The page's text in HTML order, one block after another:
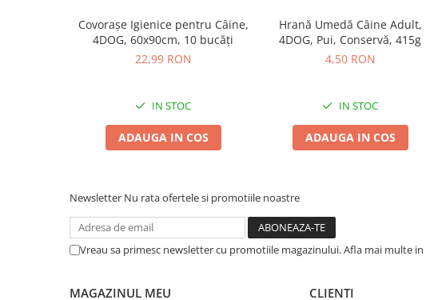
Cuști & Genți Pisici
Delicii Păsări
Îngrijire Păsări
Sistem de închidere cu arici, pentru o fixare sigură și rapidă
Ușor de întreținut și de curățat
Pentru o durată de viață îndelungată, curățați pelerina cu ocârpă umedă
conforminstrucțiunilor de pe etichetă . Lăsați-o să seusuce natural
Covorașe Igienice pentru Câine,
4DOG, 60x90cm, 10 bucăți
22,99 RON
IN STOC
ADAUGA IN COS
Hrană Umedă Câine Adult,
4DOG, Pui, Conservă, 415g
4,50 RON
IN STOC
ADAUGA IN COS
Newsletter Nu rata ofertele si promotiile noastre
Vreau sa primesc newsletter cu promotiile magazinului. Afla mai multe in
MAGAZINUL MEU CLIENTI